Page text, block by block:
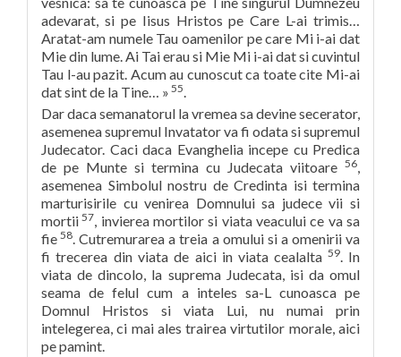
adevarat, si pe Iisus Hristos pe Care L-ai trimis…
Aratat-am numele Tau oamenilor pe care Mi i-ai dat
Mie din lume. Ai Tai erau si Mie Mi i-ai dat si cuvintul
Tau l-au pazit. Acum au cunoscut ca toate cite Mi-ai
dat sint de la Tine… » 55.
Dar daca semanatorul la vremea sa devine secerator,
asemenea supremul Invatator va fi odata si supremul
Judecator. Caci daca Evanghelia incepe cu Predica
de pe Munte si termina cu Judecata viitoare 56,
asemenea Simbolul nostru de Credinta isi termina
marturisirile cu venirea Domnului sa judece vii si
mortii 57, invierea mortilor si viata veacului ce va sa
fie 58. Cutremurarea a treia a omului si a omenirii va
fi trecerea din viata de aici in viata cealalta 59. In
viata de dincolo, la suprema Judecata, isi da omul
seama de felul cum a inteles sa-L cunoasca pe
Domnul Hristos si viata Lui, nu numai prin
intelegerea, ci mai ales trairea virtutilor morale, aici
pe pamint.